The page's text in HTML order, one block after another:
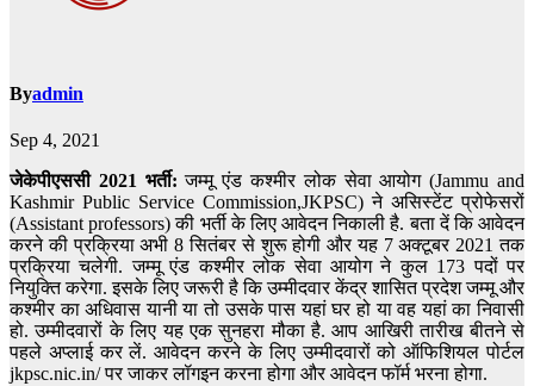
Byadmin
Sep 4, 2021
जेकेपीएससी 2021 भर्ती:जम्मू एंड कश्मीर लोक सेवा आयोग (Jammu and
Kashmir Public Service Commission,JKPSC) ने असिस्टेंट प्रोफेसरों
(Assistant professors) की भर्तीके लिए आवेदन निकाली है. बता दें कि आवेदन
करने की प्रक्रियाअभी 8 सितंबर से शुरू होगी और यह 7 अक्टूबर 2021 तक
प्रक्रिया चलेगी. जम्मू एंड कश्मीर लोक सेवा आयोग ने कुल 173 पदों पर
नियुक्ति करेगा. इसके लिए जरूरी है कि उम्मीदवार केंद्र शासित प्रदेश जम्मू और
कश्मीर का अधिवास यानी या तो उसके पास यहां घर हो या वह यहां का निवासी
हो.उम्मीदवारों के लिए यह एक सुनहरा मौका है. आप आखिरी तारीख बीतने से
पहले अप्लाई कर लें. आवेदन करने के लिए उम्मीदवारों को ऑफिशियल पोर्टल
jkpsc.nic.in/ पर जाकर लॉगइन करना होगा और आवेदन फॉर्म भरना होगा.